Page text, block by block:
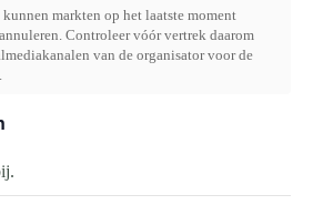
markten op het laatste moment
Controleer vóór vertrek daarom
van de organisator voor de